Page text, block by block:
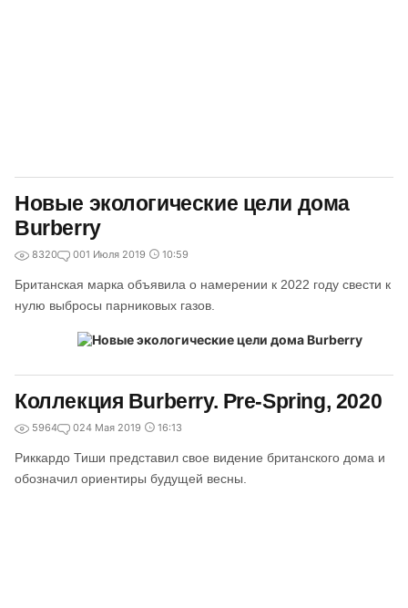
Новые экологические цели дома
Burberry
8320 001 Июля 2019 10:59
Британская марка объявила о намерении к 2022 году свести к
нулю выбросы парниковых газов.
Коллекция Burberry. Pre-Spring, 2020
5964 024 Мая 2019 16:13
Риккардо Тиши представил свое видение британского дома и
обозначил ориентиры будущей весны.